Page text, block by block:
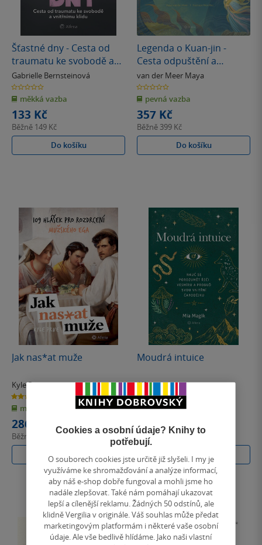
Šťastné dny - Cesta od
traumatu ke svobodě a
vnitřnímu klidu
Gabrielle Bernsteinová
0.0
z
5
hvězdiček
měkká vazba
133 Kč
Běžně 149 Kč
Do košíku
Legenda o Kuan-jin -
Cesta odpuštění a
soucitu
van der Meer Maya
0.0
z
5
hvězdiček
pevná vazba
357 Kč
Běžně 399 Kč
Do košíku
Jak nas*at muže
Kyle Prue
2.0
z
5
hvězdiček
měkká vazba
286 Kč
Běžně
Do košíku
Moudrá intuice
Alferia
5.0
z
5 měkká vazba
402 Kč
Běžně 449 Kč
Do košíku
Cookies a osobní údaje? Knihy to
potřebují.
O souborech cookies jste určitě již slyšeli. I my je
využíváme ke shromažďování a analýze informací,
aby náš e-shop dobře fungoval a mohli jsme ho
nadále zlepšovat. Také nám pomáhají ukazovat
lepší a cílenější reklamu. Žádných 50 odstínů, ale
klidně Vergilia v originále. Váš souhlas může předat
marketingovým platformám i některé vaše osobní
údaje. Ale vše bedlivě hlídáme. Jako naši vlastní